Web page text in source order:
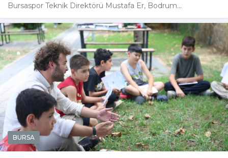
Bursaspor Teknik Direktörü Mustafa Er, Bodrum...
BURSA